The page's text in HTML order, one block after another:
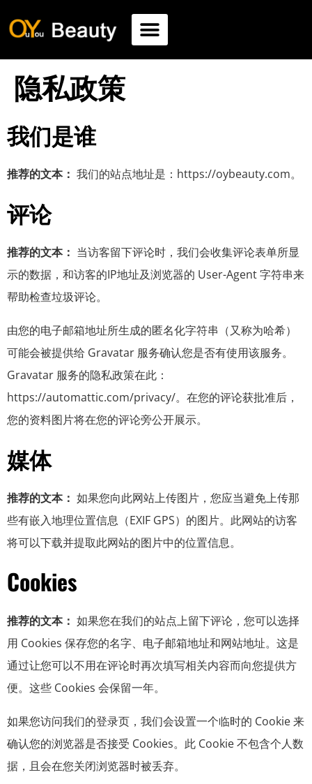
隐私政策
我们是谁
推荐的文本： 我们的站点地址是：https://oybeauty.com。
评论
推荐的文本： 当访客留下评论时，我们会收集评论表单所显
示的数据，和访客的IP地址及浏览器的 User-Agent 字符串来
帮助检查垃圾评论。
由您的电子邮箱地址所生成的匿名化字符串（又称为哈希）
可能会被提供给 Gravatar 服务确认您是否有使用该服务。
Gravatar 服务的隐私政策在此：
https://automattic.com/privacy/。在您的评论获批准后，
您的资料图片将在您的评论旁公开展示。
媒体
推荐的文本： 如果您向此网站上传图片，您应当避免上传那
些有嵌入地理位置信息（EXIF GPS）的图片。此网站的访客
将可以下载并提取此网站的图片中的位置信息。
Cookies
推荐的文本： 如果您在我们的站点上留下评论，您可以选择
用 Cookies 保存您的名字、电子邮箱地址和网站地址。这是
通过让您可以不用在评论时再次填写相关内容而向您提供方
便。这些 Cookies 会保留一年。
如果您访问我们的登录页，我们会设置一个临时的 Cookie 来
确认您的浏览器是否接受 Cookies。此 Cookie 不包含个人数
据，且会在您关闭浏览器时被丢弃。